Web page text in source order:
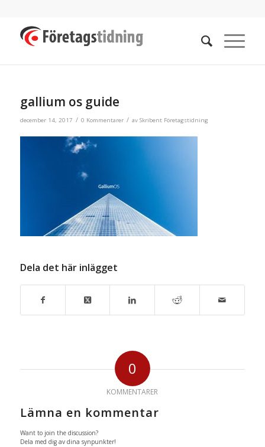
gallium os guide
december 14, 2017 / 0 Kommentarer / av Skribent Företagstidning
Dela det här inlägget
0
KOMMENTARER
Lämna en kommentar
Want to join the discussion?
Dela med dig av dina synpunkter!